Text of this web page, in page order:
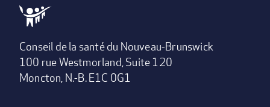
Conseil de la santé du Nouveau-Brunswick
100 rue Westmorland, Suite 120
Moncton, N.-B. E1C 0G1